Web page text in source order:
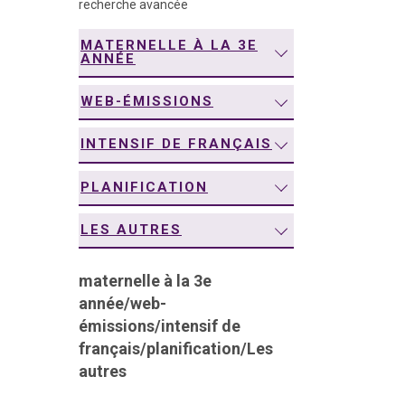
recherche avancée
MATERNELLE À LA 3E
ANNÉE
WEB-ÉMISSIONS
INTENSIF DE FRANÇAIS
PLANIFICATION
LES AUTRES
maternelle à la 3e
année/web-
émissions/intensif de
français/planification/Les
autres